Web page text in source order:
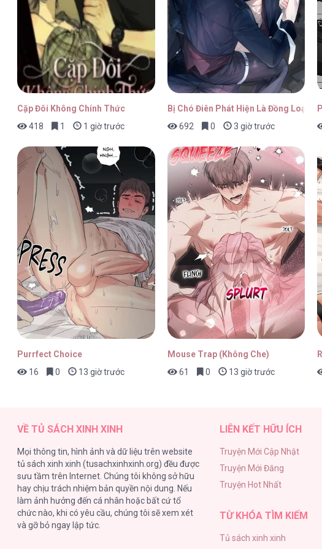
Cặp Đôi Không Chính Thức
418
1 1 giờ trước
Bị Chó Điên Phát Hiện Là Đồng Loại
692
0 3 giờ trước
Purrfect Choice
16
0 13 giờ trước
Mouse Trap (Không Che)
61
0 13 giờ trước
VỀ TỦ SÁCH XINH XINH
Mọi thông tin, hình ảnh và dữ liệu trên website
tủ sách xinh xinh (tusachxinhxinh.org) đều được
sưu tầm trên Internet. Chúng tôi không sở hữu
hay chịu trách nhiệm bản quyền nội dung. Nếu
làm ảnh hưởng đến cá nhân hoặc bất cứ tổ
chức nào, khi có yêu cầu, chúng tôi sẽ xem xét
và gỡ bỏ ngay lập tức.
LIÊN KẾT HỮU ÍCH
Truyện Mới Cập Nhật
Truyện Mới Đăng
Truyện Hot Nhất
TỪ KHÓA TÌM KIẾM
Tủ sách xinh xinh